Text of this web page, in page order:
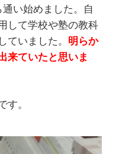
い始めました。自
して学校や塾の教科
ていました。 明らか
来ていたと思いま
す。